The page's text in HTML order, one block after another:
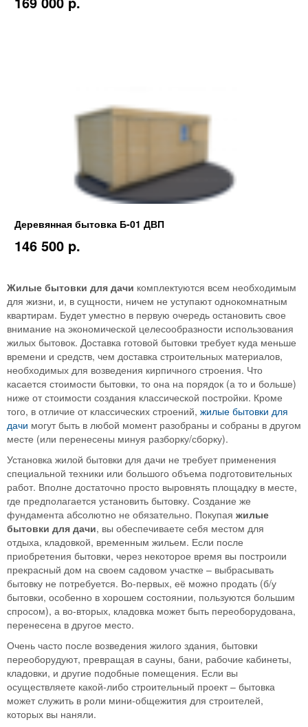
Деревянная бытовка Б-01 ДВП
146 500 p.
Жилые бытовки для дачи комплектуются всем необходимым
для жизни, и, в сущности, ничем не уступают однокомнатным
квартирам. Будет уместно в первую очередь остановить свое
внимание на экономической целесообразности использования
жилых бытовок. Доставка готовой бытовки требует куда меньше
времени и средств, чем доставка строительных материалов,
необходимых для возведения кирпичного строения. Что
касается стоимости бытовки, то она на порядок (а то и больше)
ниже от стоимости создания классической постройки. Кроме
того, в отличие от классических строений, жилые бытовки для
дачи могут быть в любой момент разобраны и собраны в другом
месте (или перенесены минуя разборку/сборку).
Установка жилой бытовки для дачи не требует применения
специальной техники или большого объема подготовительных
работ. Вполне достаточно просто выровнять площадку в месте,
где предполагается установить бытовку. Создание же
фундамента абсолютно не обязательно. Покупая жилые
бытовки для дачи, вы обеспечиваете себя местом для
отдыха, кладовкой, временным жильем. Если после
приобретения бытовки, через некоторое время вы построили
прекрасный дом на своем садовом участке – выбрасывать
бытовку не потребуется. Во-первых, её можно продать (б/у
бытовки, особенно в хорошем состоянии, пользуются большим
спросом), а во-вторых, кладовка может быть переоборудована,
перенесена в другое место.
Очень часто после возведения жилого здания, бытовки
переоборудуют, превращая в сауны, бани, рабочие кабинеты,
кладовки, и другие подобные помещения. Если вы
осуществляете какой-либо строительный проект – бытовка
может служить в роли мини-общежития для строителей,
которых вы наняли.